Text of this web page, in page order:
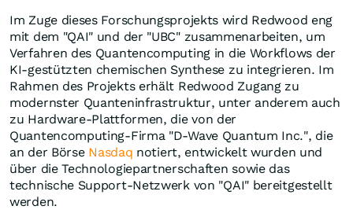
Im Zuge dieses Forschungsprojekts wird Redwood eng
mit dem "QAI" und der "UBC" zusammenarbeiten, um
Verfahren des Quantencomputing in die Workflows der
KI-gestützten chemischen Synthese zu integrieren. Im
Rahmen des Projekts erhält Redwood Zugang zu
modernster Quanteninfrastruktur, unter anderem auch
zu Hardware-Plattformen, die von der
Quantencomputing-Firma "D-Wave Quantum Inc.", die
an der Börse Nasdaq notiert, entwickelt wurden und
über die Technologiepartnerschaften sowie das
technische Support-Netzwerk von "QAI" bereitgestellt
werden.